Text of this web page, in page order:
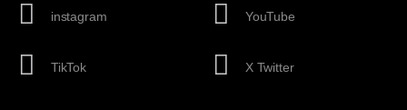
instagram
TikTok
YouTube
X Twitter